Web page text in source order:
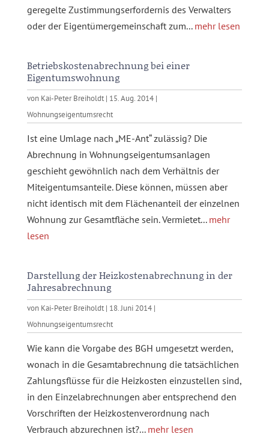
geregelte Zustimmungserfordernis des Verwalters
oder der Eigentümergemeinschaft zum... mehr lesen
Betriebskostenabrechnung bei einer
Eigentumswohnung
von Kai-Peter Breiholdt| 15. Aug. 2014|
Wohnungseigentumsrecht
Ist eine Umlage nach „ME-Ant“ zulässig? Die
Abrechnung in Wohnungseigentumsanlagen
geschieht gewöhnlich nach dem Verhältnis der
Miteigentumsanteile. Diese können, müssen aber
nicht identisch mit dem Flächenanteil der einzelnen
Wohnung zur Gesamtfläche sein. Vermietet... mehr
lesen
Darstellung der Heizkostenabrechnung in der
Jahresabrechnung
von Kai-Peter Breiholdt| 18. Juni 2014|
Wohnungseigentumsrecht
Wie kann die Vorgabe des BGH umgesetzt werden,
wonach in die Gesamtabrechnung die tatsächlichen
Zahlungsflüsse für die Heizkosten einzustellen sind,
in den Einzelabrechnungen aber entsprechend den
Vorschriften der Heizkostenverordnung nach
Verbrauch abzurechnen ist?... mehr lesen